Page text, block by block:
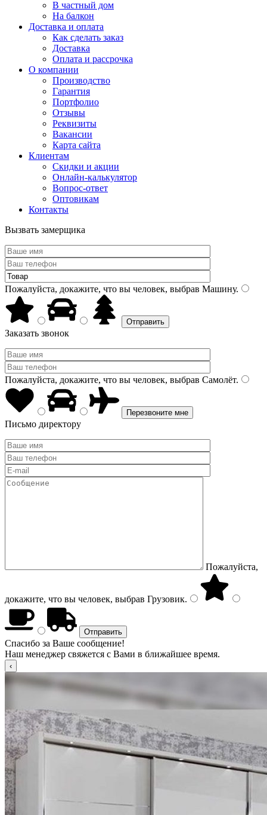
В частный дом
На балкон
Доставка и оплата
Как сделать заказ
Доставка
Оплата и рассрочка
О компании
Производство
Гарантия
Портфолио
Отзывы
Реквизиты
Вакансии
Карта сайта
Клиентам
Скидки и акции
Онлайн-калькулятор
Вопрос-ответ
Оптовикам
Контакты
Вызвать замерщика
Пожалуйста, докажите, что вы человек, выбрав Машину.
Заказать звонок
Пожалуйста, докажите, что вы человек, выбрав Самолёт.
Письмо директору
Пожалуйста,
докажите, что вы человек, выбрав Грузовик.
Спасибо за Ваше сообщение!
Наш менеджер свяжется с Вами в ближайшее время.